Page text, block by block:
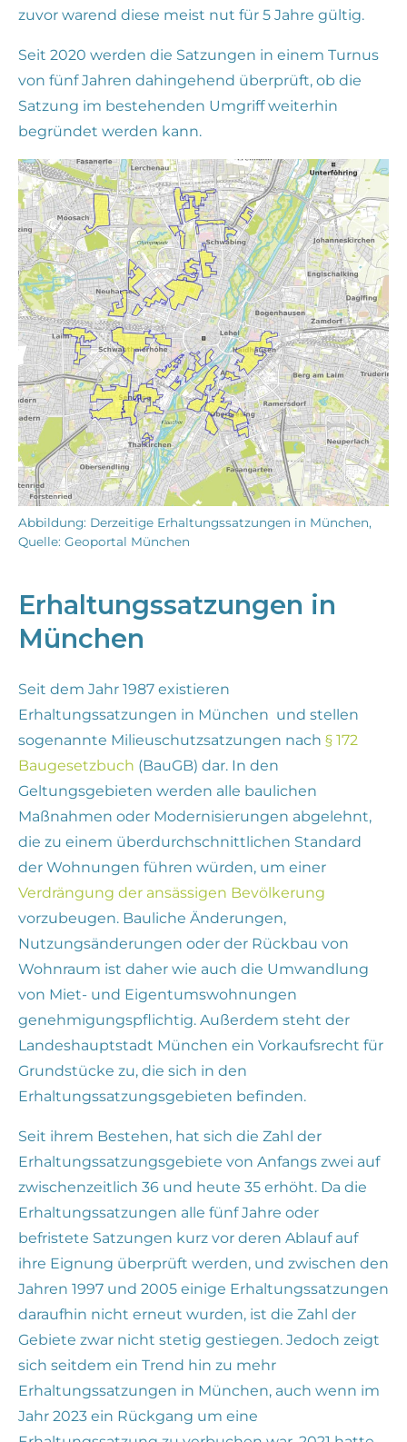
zuvor warend diese meist nut für 5 Jahre gültig.
Seit 2020 werden die Satzungen in einem Turnus
von fünf Jahren dahingehend überprüft, ob die
Satzung im bestehenden Umgriff weiterhin
begründet werden kann.
Abbildung: Derzeitige Erhaltungssatzungen in München,
Quelle: Geoportal München
Erhaltungssatzungen in
München
Seit dem Jahr 1987 existieren
Erhaltungssatzungen in München und stellen
sogenannte Milieuschutzsatzungen nach § 172
Baugesetzbuch (BauGB) dar. In den
Geltungsgebieten werden alle baulichen
Maßnahmen oder Modernisierungen abgelehnt,
die zu einem überdurchschnittlichen Standard
der Wohnungen führen würden, um einer
Verdrängung der ansässigen Bevölkerung
vorzubeugen. Bauliche Änderungen,
Nutzungsänderungen oder der Rückbau von
Wohnraum ist daher wie auch die Umwandlung
von Miet- und Eigentumswohnungen
genehmigungspflichtig. Außerdem steht der
Landeshauptstadt München ein Vorkaufsrecht für
Grundstücke zu, die sich in den
Erhaltungssatzungsgebieten befinden.
Seit ihrem Bestehen, hat sich die Zahl der
Erhaltungssatzungsgebiete von Anfangs zwei auf
zwischenzeitlich 36 und heute 35 erhöht. Da die
Erhaltungssatzungen alle fünf Jahre oder
befristete Satzungen kurz vor deren Ablauf auf
ihre Eignung überprüft werden, und zwischen den
Jahren 1997 und 2005 einige Erhaltungssatzungen
daraufhin nicht erneut wurden, ist die Zahl der
Gebiete zwar nicht stetig gestiegen. Jedoch zeigt
sich seitdem ein Trend hin zu mehr
Erhaltungssatzungen in München, auch wenn im
Jahr 2023 ein Rückgang um eine